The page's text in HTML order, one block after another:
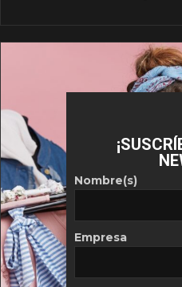
Nombre(s)
Empresa